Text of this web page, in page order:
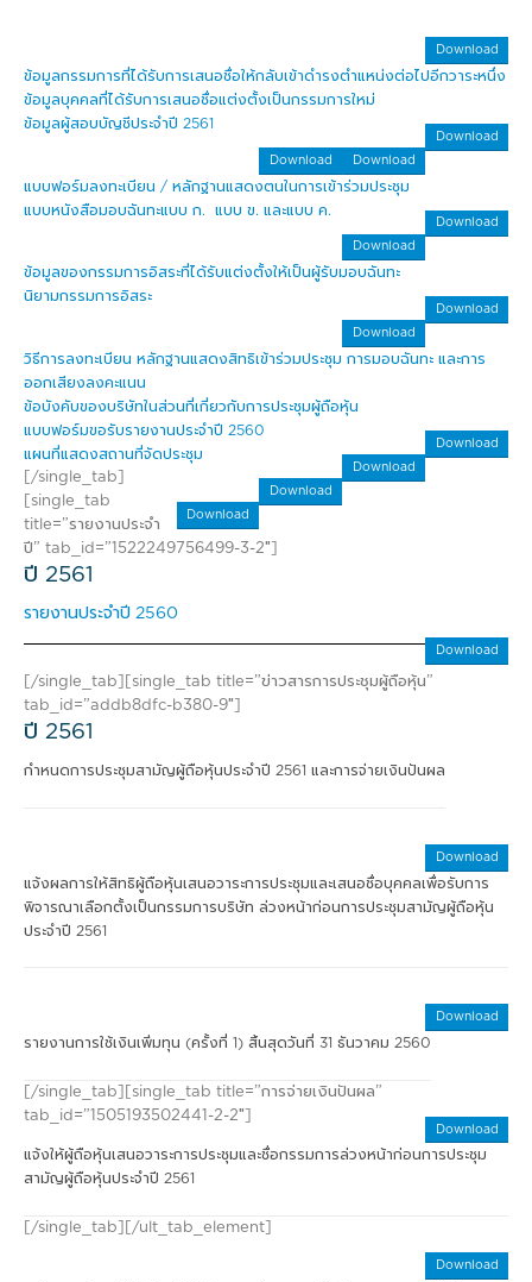
Download
ข้อมูลกรรมการที่ได้รับการเสนอชื่อให้กลับเข้าดำรงตำแหน่งต่อไปอีกวาระหนึ่ง
Download
ข้อมูลบุคคลที่ได้รับการเสนอชื่อแต่งตั้งเป็นกรรมการใหม่
Download
ข้อมูลผู้สอบบัญชีประจำปี 2561
Download
แบบฟอร์มลงทะเบียน / หลักฐานแสดงตนในการเข้าร่วมประชุม
Download
แบบหนังสือมอบฉันทะแบบ ก. แบบ ข. และแบบ ค.
Download
ข้อมูลของกรรมการอิสระที่ได้รับแต่งตั้งให้เป็นผู้รับมอบฉันทะ
Download
นิยามกรรมการอิสระ
Download
วิธีการลงทะเบียน หลักฐานแสดงสิทธิเข้าร่วมประชุม การมอบฉันทะ และการ
ออกเสียงลงคะแนน
Download
ข้อบังคับของบริษัทในส่วนที่เกี่ยวกับการประชุมผู้ถือหุ้น
Download
แบบฟอร์มขอรับรายงานประจำปี 2560
Download
แผนที่แสดงสถานที่จัดประชุม
Download
[/single_tab]
[single_tab
title=”รายงานประจำ
ปี” tab_id=”1522249756499-3-2″]
ปี 2561
รายงานประจำปี 2560
Download
[/single_tab][single_tab title=”ข่าวสารการประชุมผู้ถือหุ้น”
tab_id=”addb8dfc-b380-9″]
ปี 2561
กำหนดการประชุมสามัญผู้ถือหุ้นประจำปี 2561 และการจ่ายเงินปันผล
Download
แจ้งผลการให้สิทธิผู้ถือหุ้นเสนอวาระการประชุมและเสนอชื่อบุคคลเพื่อรับการ
พิจารณาเลือกตั้งเป็นกรรมการบริษัท ล่วงหน้าก่อนการประชุมสามัญผู้ถือหุ้น
ประจำปี 2561
Download
รายงานการใช้เงินเพิ่มทุน (ครั้งที่ 1) สิ้นสุดวันที่ 31 ธันวาคม 2560
Download
แจ้งให้ผู้ถือหุ้นเสนอวาระการประชุมและชื่อกรรมการล่วงหน้าก่อนการประชุม
สามัญผู้ถือหุ้นประจำปี 2561
Download
[/single_tab][single_tab title=”การจ่ายเงินปันผล”
tab_id=”1505193502441-2-2″]
[/single_tab][/ult_tab_element]